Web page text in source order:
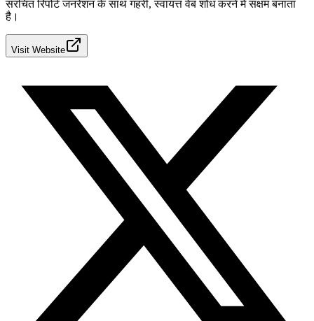
संरचित रिपोर्ट जनरेशन के साथ गहरी, स्वायत्त वेब शोध करने में सक्षम बनाता
है।
Visit Website